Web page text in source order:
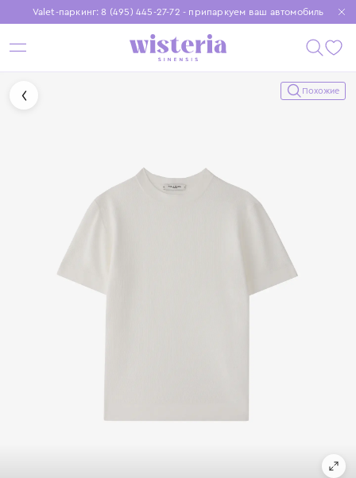
Valet-паркинг: 8 (495) 445-27-72 - припаркуем ваш автомобиль
Бесплатная доставка при заказе от 15 000 ₽
Установите приложение, чтобы покупки были еще удобнее
Похожие